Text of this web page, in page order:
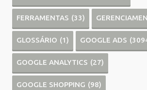
FERRAMENTAS (33)
GLOSSÁRIO (1) GOOGLE ADS
GOOGLE ANALYTICS (27)
GOOGLE SHOPPING (98)